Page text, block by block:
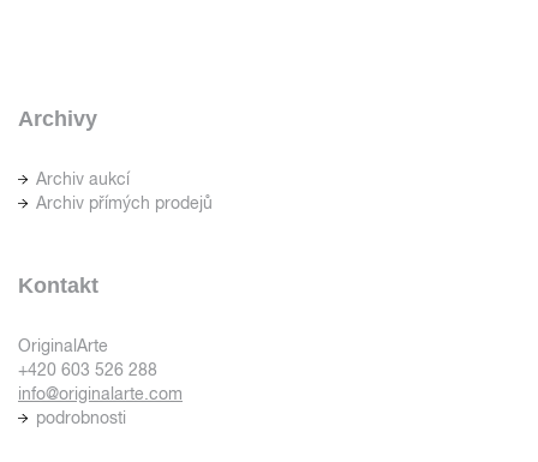
Archivy
Archiv aukcí
Archiv přímých prodejů
Kontakt
OriginalArte
+420 603 526 288
info@originalarte.com
podrobnosti